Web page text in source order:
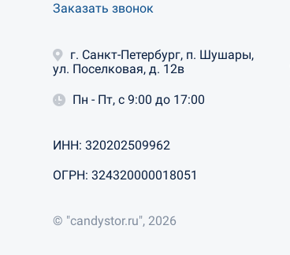
Заказать звонок
г. Санкт-Петербург, п. Шушары,
ул. Поселковая, д. 12в
Пн - Пт, с 9:00 до 17:00
ИНН: 320202509962
ОГРН: 324320000018051
© "candystor.ru", 2026